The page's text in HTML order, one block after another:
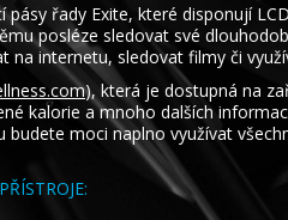
řady Exite, které disponují
posléze sledovat své
internetu, sledovat filmy či
), která je dostupná na
kalorie a mnoho dalších
moci naplno využívat